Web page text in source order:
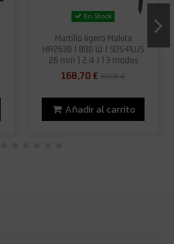
En Stock
Martillo ligero Makita
HR2630 | 800 W | SDS-PLUS
26 mm | 2,4 J | 3 modos
168,70 €333,96 €
Añadir al carrito